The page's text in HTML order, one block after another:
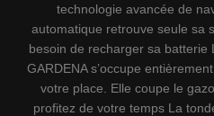
technologie avancée de
automatique retrouve seule sa
besoin de recharger sa batterie
GARDENA s’occupe
votre place. Elle coupe le
profitez de votre temps La